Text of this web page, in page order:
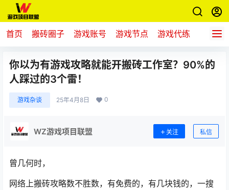
首页 搬砖圈子 游戏账号 游戏节点 游戏代练 新游推
你以为有游戏攻略就能开搬砖工作室？90%的
人踩过的3个雷！
游戏杂谈 25年4月8日 0
WZ游戏项目联盟 关注 私信
曾几何时，
网络上搬砖攻略数不胜数，有免费的，有几块钱的，一搜